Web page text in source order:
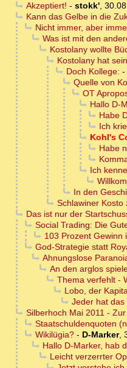
Akzeptiert! - stokk',
Kann das Gelbe in die
Nicht immer, aber
Was ist mit den
Kostolany wollte
Kostolany hat
Doch Kollege: -
Quelle von
OT
Hallo D-
Habe
Ich
Kohl's
Habe
Ich
In den
Schlawiner Kosto
Das ist nur der
Social Trading: Die
103 Prozent Gewinn
God-Strategie statt
Ahnungslose
An den arglos
Thema verfehlt -
Lobo, der
Jeder hat das
Silberhoch Mai 2011 -
Staatschuldenquoten
Wikilügia?- D-Marker,
Hallo D-Marker, hab
Leicht verzerrter